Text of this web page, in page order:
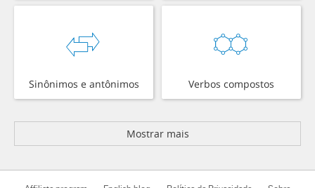
Sinônimos e antônimos Verbos compostos
Mostrar mais